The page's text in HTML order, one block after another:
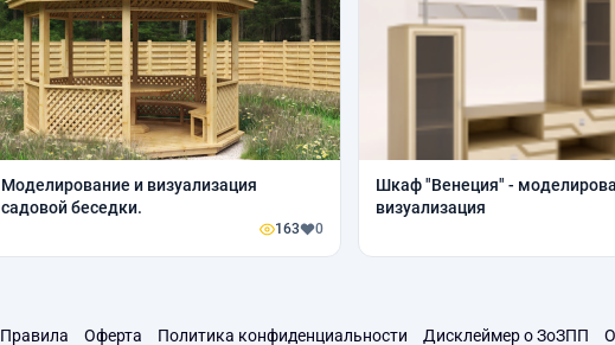
Моделирование и визуализация
садовой беседки.
163 0
Шкаф "Венеция" -
визуализация
Правила Оферта Политика конфиденциальности Дисклеймер о ЗоЗПП